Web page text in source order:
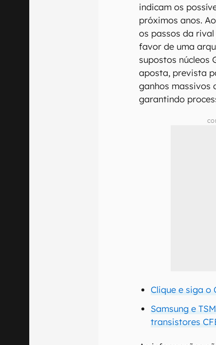
indicam os
próximos anos.
os passos da
favor de uma
supostos núcleos
aposta, prevista
ganhos massivos
garantindo
Clique e siga o
Samsung e
transistores